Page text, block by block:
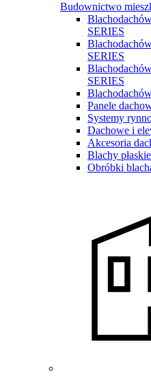
Budownictwo
SERIES
SERIES
SERIES
Panele
Systemy
Dachowe i
Akcesoria
Blachy płaskie
Obróbki